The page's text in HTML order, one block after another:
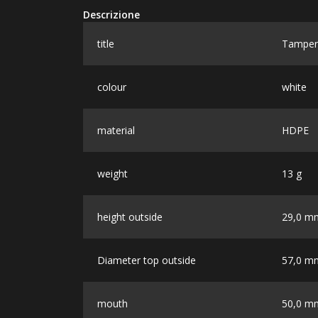
Descrizione
title
colour white
material HDPE
weight 13 g
height outside 29,0
Diameter top outside 57,0
mouth 50,0